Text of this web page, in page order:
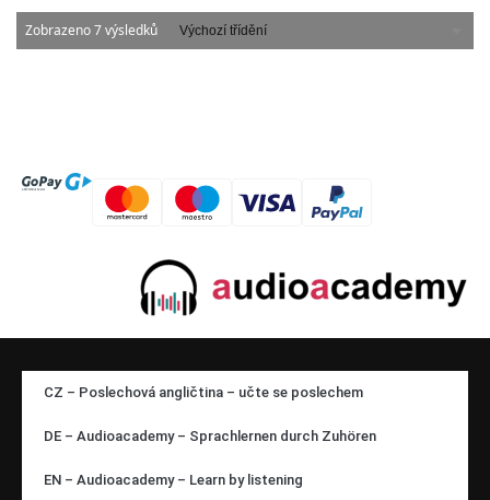
Zobrazeno 7 výsledků
CZ – Poslechová angličtina – učte se poslechem
DE – Audioacademy – Sprachlernen durch Zuhören
EN – Audioacademy – Learn by listening